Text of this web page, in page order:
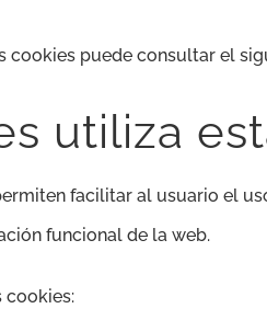
cookies puede consultar el
utiliza
facilitar al usuario el
funcional de la web.
cookies: